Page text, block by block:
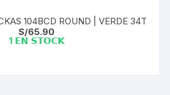
104BCD ROUND | VERDE 34T
S/65.90
1 𝗘𝗡 𝗦𝗧𝗢𝗖𝗞